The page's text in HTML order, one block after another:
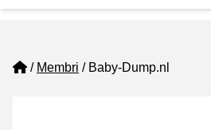
Home
Membri Baby-Dump.nl